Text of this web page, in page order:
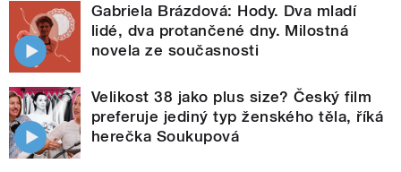
Gabriela Brázdová: Hody. Dva mladí
lidé, dva protančené dny. Milostná
novela ze současnosti
Velikost 38 jako plus size? Český film
preferuje jediný typ ženského těla, říká
herečka Soukupová